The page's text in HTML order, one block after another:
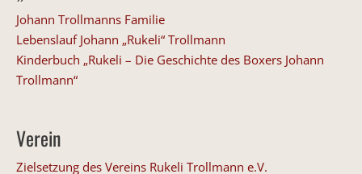
Johann Trollmanns Familie
Lebenslauf Johann „Rukeli“ Trollmann
Kinderbuch „Rukeli – Die Geschichte des Boxers Johann
Trollmann“
Verein
Zielsetzung des Vereins Rukeli Trollmann e.V.